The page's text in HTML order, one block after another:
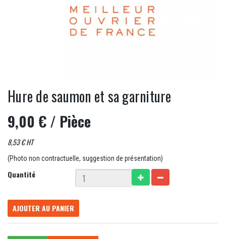
Hure de saumon et sa garniture
9,00 €/ Pièce
8,53 € HT
(Photo non contractuelle, suggestion de présentation)
Quantité
AJOUTER AU PANIER